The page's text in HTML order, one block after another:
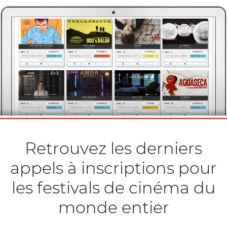
Retrouvez les derniers
appels à inscriptions pour
les festivals de cinéma du
monde entier